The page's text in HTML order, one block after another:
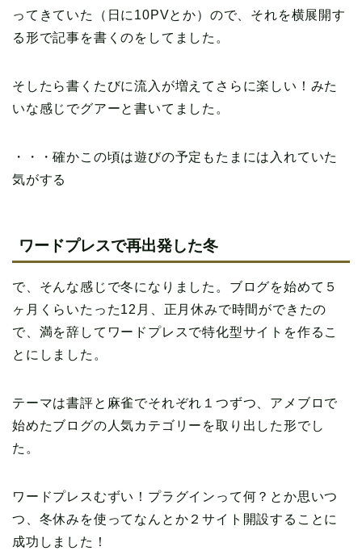
ってきていた（日に10PVとか）ので、それを横展開す
る形で記事を書くのをしてました。
そしたら書くたびに流入が増えてさらに楽しい！みた
いな感じでグアーと書いてました。
・・・確かこの頃は遊びの予定もたまには入れていた
気がする
ワードプレスで再出発した冬
で、そんな感じで冬になりました。ブログを始めて５
ヶ月くらいたった12月、正月休みで時間ができたの
で、満を辞してワードプレスで特化型サイトを作るこ
とにしました。
テーマは書評と麻雀でそれぞれ１つずつ、アメブロで
始めたブログの人気カテゴリーを取り出した形でし
た。
ワードプレスむずい！プラグインって何？とか思いつ
つ、冬休みを使ってなんとか２サイト開設することに
成功しました！